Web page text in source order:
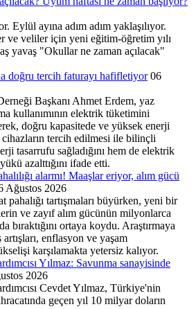
Eylül ayına adım adım yaklaşılıyor.
ve veliler için yeni eğitim-öğretim yılı
yavaş "Okullar ne zaman açılacak"
doğru tercih faturayı hafifletiyor 06
Başkanı Ahmet Erdem, yaz
kullanımının elektrik tüketimini
doğru kapasitede ve yüksek enerji
tercih edilmesi ile bilinçli
tasarrufu sağladığını hem de elektrik
azalttığını ifade etti.
alarmı! Maaşlar eriyor, alım gücü
Ağustos 2026
pahalığı tartışmaları büyürken, yeni bir
ve zayıf alım gücünün milyonlarca
bıraktığını ortaya koydu. Araştırmaya
enflasyon ve yaşam
karşılamakta yetersiz kalıyor.
Yılmaz: Savunma sanayisinde
2026
Cevdet Yılmaz, Türkiye'nin
geçen yıl 10 milyar doların